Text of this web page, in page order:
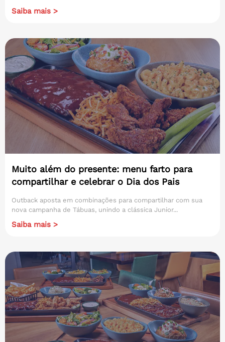
Saiba mais >
Muito além do presente: menu farto para
compartilhar e celebrar o Dia dos Pais
Outback aposta em combinações para compartilhar com sua
nova campanha de Tábuas, unindo a clássica Junior...
Saiba mais >